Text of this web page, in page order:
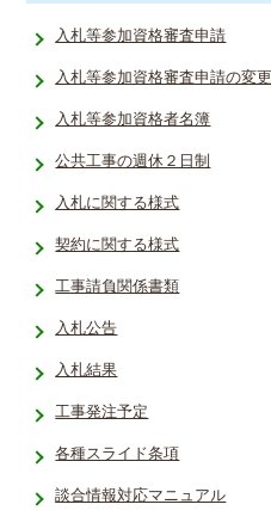
入札等参加資格審査申請
入札等参加資格審査申請の変更
入札等参加資格者名簿
公共工事の週休２日制
入札に関する様式
契約に関する様式
工事請負関係書類
入札公告
入札結果
工事発注予定
各種スライド条項
談合情報対応マニュアル